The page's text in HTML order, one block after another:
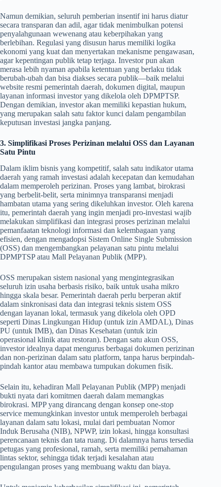
Namun demikian, seluruh pemberian insentif ini harus diatur
secara transparan dan adil, agar tidak menimbulkan potensi
penyalahgunaan wewenang atau keberpihakan yang
berlebihan. Regulasi yang disusun harus memiliki logika
ekonomi yang kuat dan menyertakan mekanisme pengawasan,
agar kepentingan publik tetap terjaga. Investor pun akan
merasa lebih nyaman apabila ketentuan yang berlaku tidak
berubah-ubah dan bisa diakses secara publik—baik melalui
website resmi pemerintah daerah, dokumen digital, maupun
layanan informasi investor yang dikelola oleh DPMPTSP.
Dengan demikian, investor akan memiliki kepastian hukum,
yang merupakan salah satu faktor kunci dalam pengambilan
keputusan investasi jangka panjang.
3. Simplifikasi Proses Perizinan melalui OSS dan Layanan
Satu Pintu
Dalam iklim bisnis yang kompetitif, salah satu indikator utama
daerah yang ramah investasi adalah kecepatan dan kemudahan
dalam memperoleh perizinan. Proses yang lambat, birokrasi
yang berbelit-belit, serta minimnya transparansi menjadi
hambatan utama yang sering dikeluhkan investor. Oleh karena
itu, pemerintah daerah yang ingin menjadi pro-investasi wajib
melakukan simplifikasi dan integrasi proses perizinan melalui
pemanfaatan teknologi informasi dan kelembagaan yang
efisien, dengan mengadopsi Sistem Online Single Submission
(OSS) dan mengembangkan pelayanan satu pintu melalui
DPMPTSP atau Mall Pelayanan Publik (MPP).
OSS merupakan sistem nasional yang mengintegrasikan
seluruh izin usaha berbasis risiko, baik untuk usaha mikro
hingga skala besar. Pemerintah daerah perlu berperan aktif
dalam sinkronisasi data dan integrasi teknis sistem OSS
dengan layanan lokal, termasuk yang dikelola oleh OPD
seperti Dinas Lingkungan Hidup (untuk izin AMDAL), Dinas
PU (untuk IMB), dan Dinas Kesehatan (untuk izin
operasional klinik atau restoran). Dengan satu akun OSS,
investor idealnya dapat mengurus berbagai dokumen perizinan
dan non-perizinan dalam satu platform, tanpa harus berpindah-
pindah kantor atau membawa tumpukan dokumen fisik.
Selain itu, kehadiran Mall Pelayanan Publik (MPP) menjadi
bukti nyata dari komitmen daerah dalam memangkas
birokrasi. MPP yang dirancang dengan konsep one-stop
service memungkinkan investor untuk memperoleh berbagai
layanan dalam satu lokasi, mulai dari pembuatan Nomor
Induk Berusaha (NIB), NPWP, izin lokasi, hingga konsultasi
perencanaan teknis dan tata ruang. Di dalamnya harus tersedia
petugas yang profesional, ramah, serta memiliki pemahaman
lintas sektor, sehingga tidak terjadi kesalahan atau
pengulangan proses yang membuang waktu dan biaya.